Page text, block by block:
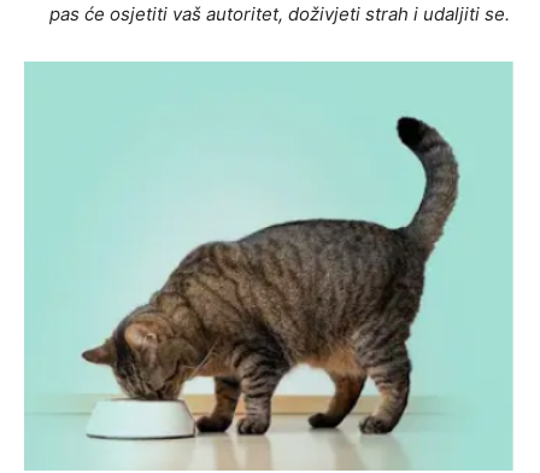
pas će osjetiti vaš autoritet, doživjeti strah i udaljiti se.